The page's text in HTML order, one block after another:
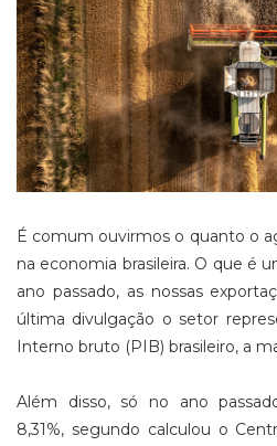
É comum ouvirmos o quanto o
na economia brasileira. O que é
ano passado, as nossas
última divulgação o setor
Interno bruto (PIB) brasileiro, a
Além disso, só no ano
8,31%, segundo calculou o